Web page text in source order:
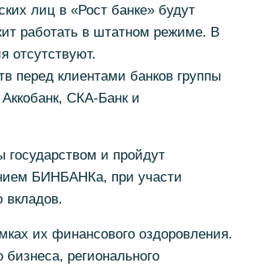
лиц в «Рост банке» будут
работать в штатном режиме. В
отсутствуют.
перед клиентами банков группы
СКА-Банк и
и пройдут
БИНБАНКа, при участи
вкладов.
их финансового оздоровления.
регионального